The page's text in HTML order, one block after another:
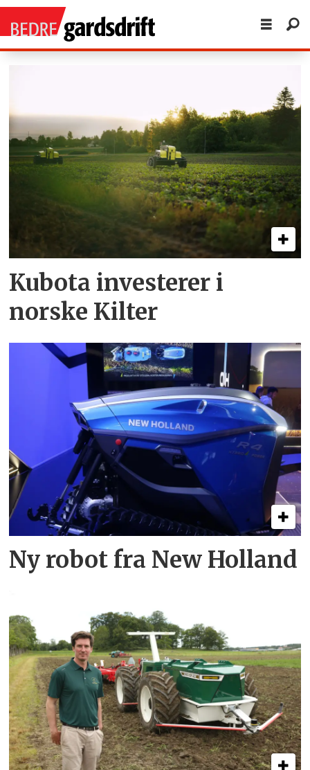
robot
Kubota investerer i
norske Kilter
Ny robot fra New Holland